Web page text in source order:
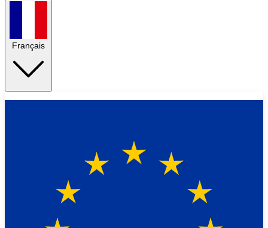
Français